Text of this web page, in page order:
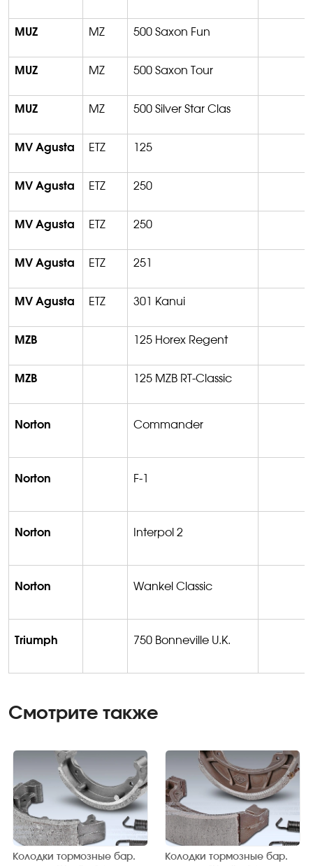
MUZ MZ 500 Saxon Fun
MUZ MZ 500 Saxon Tour
MUZ MZ 500 Silver Star Clas
MV Agusta ETZ 125
MV Agusta ETZ 250
MV Agusta ETZ 250
MV Agusta ETZ 251
MV Agusta ETZ 301 Kanui
MZB 125 Horex Regent
MZB 125 MZB RT-Classic
Norton Commander
Norton F-1
Norton Interpol 2
Norton Wankel Classic
Triumph 750 Bonneville U.K.
Смотрите также
Колодки тормозные бар.
Колодки тормозные бар.